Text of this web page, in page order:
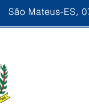
São Mateus-ES,